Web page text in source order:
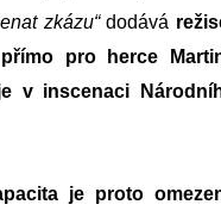
zkázu“dodává
pro herce
v inscenaci
je proto